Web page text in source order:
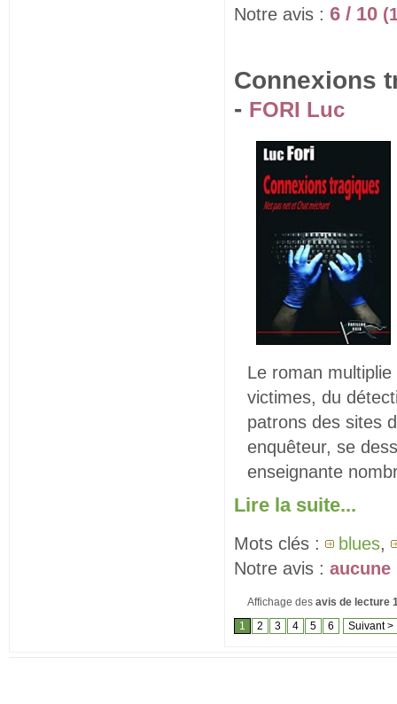
Notre avis : 6 / 10
Connexions
- FORI Luc
Le roman
victimes, du
patrons des sites
enquêteur, se
enseignante
Lire la suite...
Mots clés : blues,
Notre avis : aucune
Affichage des avis de lecture
1 2 3 4 5 6 Suivant >